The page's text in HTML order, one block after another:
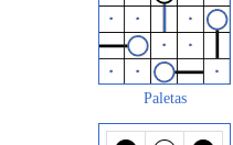
Paletas